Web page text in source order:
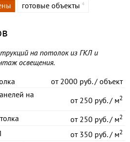
готовые объекты 4
на потолок из ГКЛ и
освещения.
от2000 руб. / объект
на
от250 руб. / м2
от250 руб. / м2
от350 руб. / м2